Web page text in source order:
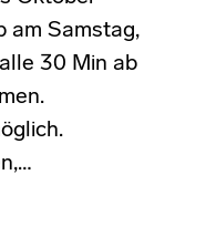
am Samstag,
30 Min ab